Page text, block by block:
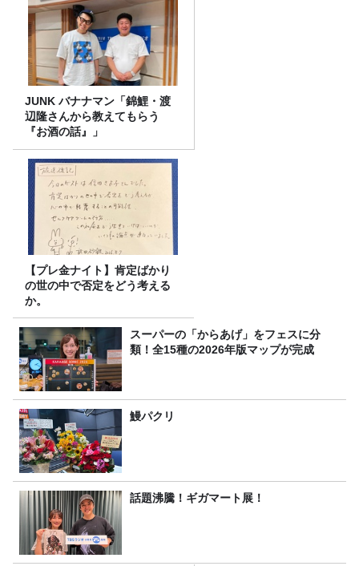
JUNK バナナマン「錦鯉・渡
辺隆さんから教えてもらう
『お酒の話』」
【プレ金ナイト】肯定ばかり
の世の中で否定をどう考える
か。
スーパーの「からあげ」をフェスに分
類！全15種の2026年版マップが完成
鰻パクリ
話題沸騰！ギガマート展！